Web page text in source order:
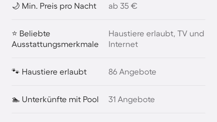
🌙 Min. Preis pro Nacht ab 35 €
⭐ Beliebte
Ausstattungsmerkmale
Haustiere erlaubt, TV und
Internet
🐾 Haustiere erlaubt 86 Angebote
🏊 Unterkünfte mit Pool 31 Angebote